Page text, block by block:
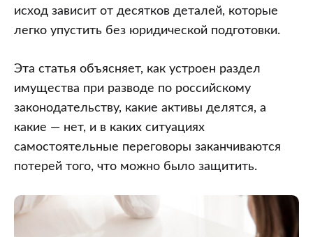
что
нужно
и
когда
без
юриста
не
обойтись
исход зависит от десятков деталей, которые
легко упустить без юридической подготовки.
Эта статья объясняет, как устроен раздел
имущества при разводе по российскому
законодательству, какие активы делятся, а
какие — нет, и в каких ситуациях
самостоятельные переговоры заканчиваются
потерей того, что можно было защитить.